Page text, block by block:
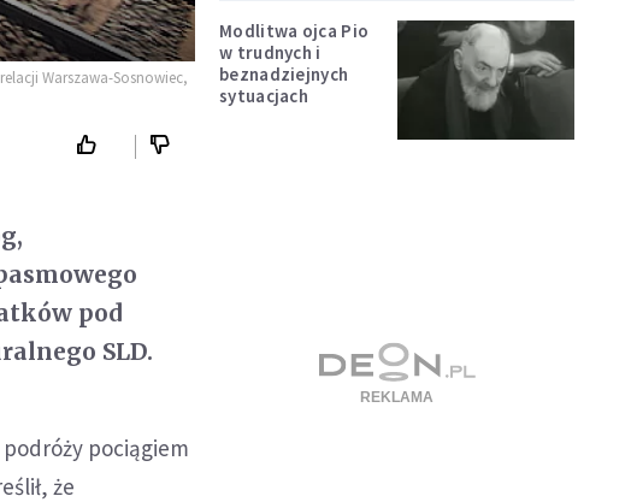
Warszawa-Sosnowiec,
pod
SLD.
pociągiem
że
Modlitwa ojca Pio
w trudnych i
beznadziejnych
sytuacjach